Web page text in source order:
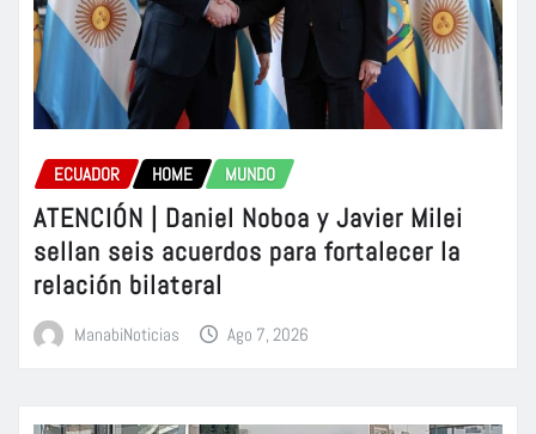
ECUADOR HOME MUNDO
ATENCIÓN | Daniel Noboa y Javier Milei
sellan seis acuerdos para fortalecer la
relación bilateral
ManabiNoticias Ago 7, 2026